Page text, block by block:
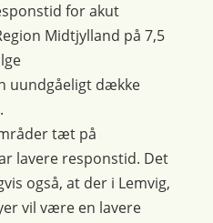
for akut
Midtjylland på 7,5
uundgåeligt dække
tæt på
lavere responstid. Det
også, at der i Lemvig,
vil være en lavere